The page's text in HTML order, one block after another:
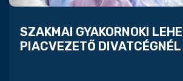
SZAKMAI GYAKORNOKI
PIACVEZETŐ DIVATCÉGNÉL